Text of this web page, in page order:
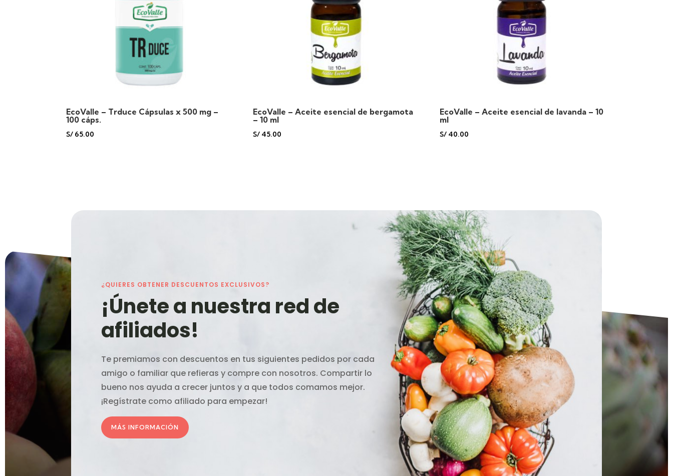
EcoValle – Trduce Cápsulas x 500 mg –
100 cáps.
S/ 65.00
EcoValle – Aceite esencial de bergamota
– 10 ml
S/ 45.00
EcoValle – Aceite esencial de lavanda – 10
ml
S/ 40.00
¿QUIERES OBTENER DESCUENTOS EXCLUSIVOS?
¡Únete a nuestra red de
afiliados!
Te premiamos con descuentos en tus siguientes pedidos por cada
amigo o familiar que refieras y compre con nosotros. Compartir lo
bueno nos ayuda a crecer juntos y a que todos comamos mejor.
¡Regístrate como afiliado para empezar!
MÁS INFORMACIÓN